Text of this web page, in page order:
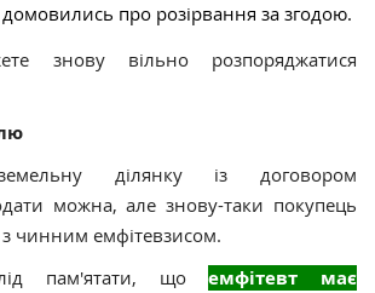
про розірвання за згодою.
знову вільно розпоряджатися
ділянку із договором
можна, але знову-таки покупець
з чинним емфітевзисом.
пам'ятати, щоемфітевт має